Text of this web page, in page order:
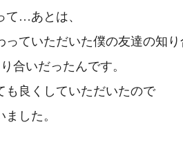
て…あとは、
っていただいた僕の友達の知り
合いだったんです。
も良くしていただいたので
した。